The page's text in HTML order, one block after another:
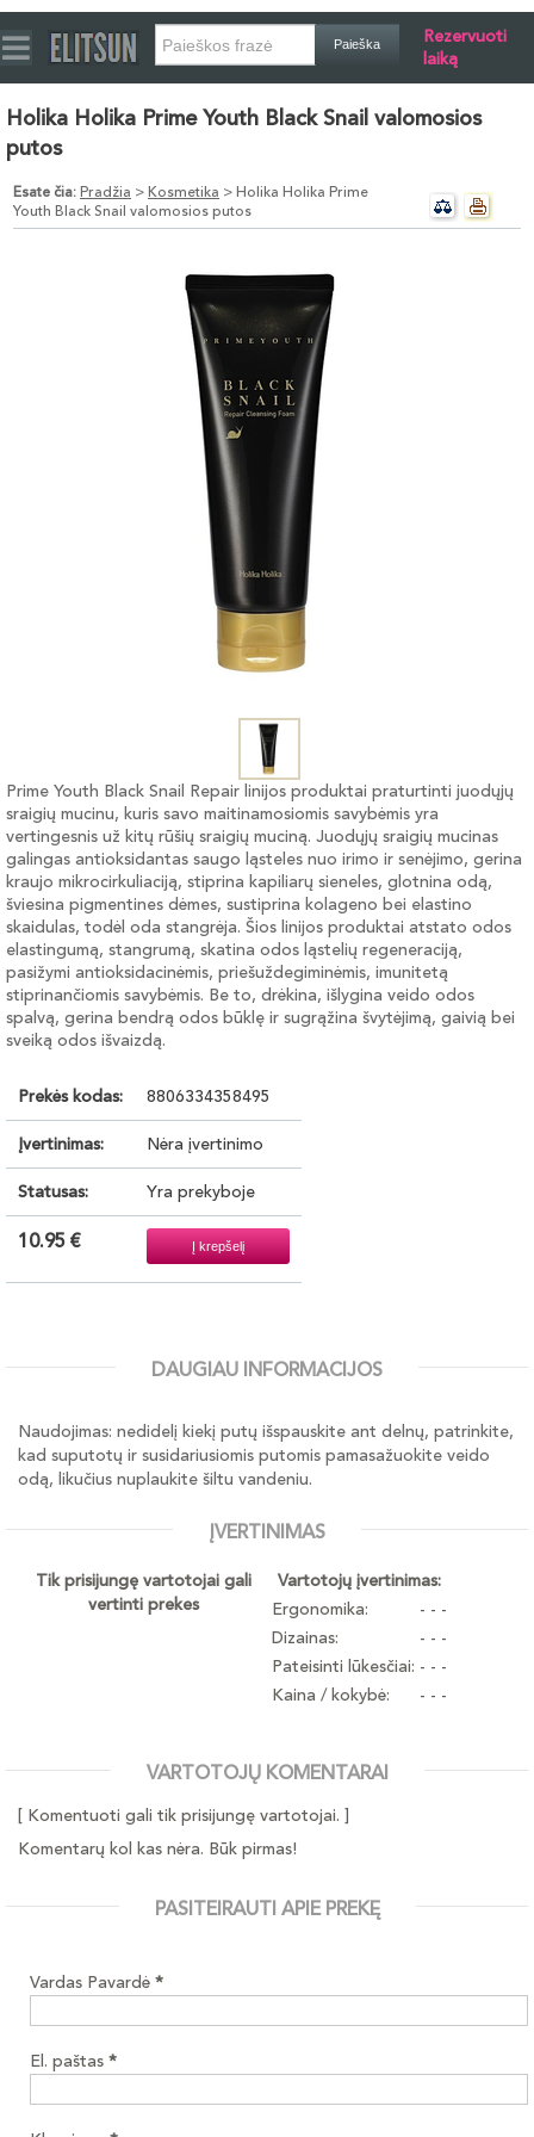
Rezervuoti
laiką
Holika Holika Prime Youth Black Snail valomosios
putos
Esate čia:Pradžia >Kosmetika > Holika Holika Prime
Youth Black Snail valomosios putos
Prime Youth Black Snail Repair linijos produktai praturtinti juodųjų
sraigių mucinu, kuris savo maitinamosiomis savybėmis yra
vertingesnis už kitų rūšių sraigių muciną. Juodųjų sraigių mucinas
galingas antioksidantas saugo ląsteles nuo irimo ir senėjimo, gerina
kraujo mikrocirkuliaciją, stiprina kapiliarų sieneles, glotnina odą,
šviesina pigmentines dėmes, sustiprina kolageno bei elastino
skaidulas, todėl oda stangrėja. Šios linijos produktai atstato odos
elastingumą, stangrumą, skatina odos ląstelių regeneraciją,
pasižymi antioksidacinėmis, priešuždegiminėmis, imunitetą
stiprinančiomis savybėmis. Be to, drėkina, išlygina veido odos
spalvą, gerina bendrą odos būklę ir sugrąžina švytėjimą, gaivią bei
sveiką odos išvaizdą.
Prekės kodas: 8806334358495
Įvertinimas: Nėra įvertinimo
Statusas: Yra prekyboje
10.95 €
DAUGIAU INFORMACIJOS
Naudojimas: nedidelį kiekį putų išspauskite ant delnų, patrinkite,
kad suputotų ir susidariusiomis putomis pamasažuokite veido
odą, likučius nuplaukite šiltu vandeniu.
ĮVERTINIMAS
Tik prisijungę vartotojai gali
vertinti prekes
Vartotojų įvertinimas:
Ergonomika:
- - -
Dizainas:
- - -
Pateisinti lūkesčiai: - - -
Kaina / kokybė:
- - -
VARTOTOJŲ KOMENTARAI
[ Komentuoti gali tik prisijungę vartotojai. ]
Komentarų kol kas nėra. Būk pirmas!
PASITEIRAUTI APIE PREKĘ
Vardas Pavardė *
El. paštas *